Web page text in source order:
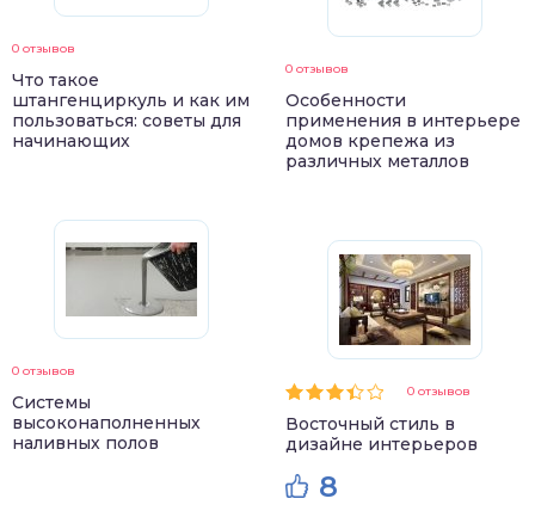
0 отзывов
Что такое
штангенциркуль и как им
пользоваться: советы для
начинающих
0 отзывов
Системы
высоконаполненных
наливных полов
0 отзывов
Особенности
применения в интерьере
домов крепежа из
различных металлов
0 отзывов
Восточный стиль в
дизайне интерьеров
8